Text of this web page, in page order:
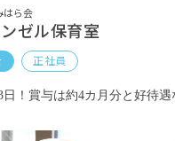
処遇改善手当
時間外手当支給
賞与年2回 夏：1カ月分
はら会
ゼル保育室
正社員
日！賞与は約4カ月分と好待遇